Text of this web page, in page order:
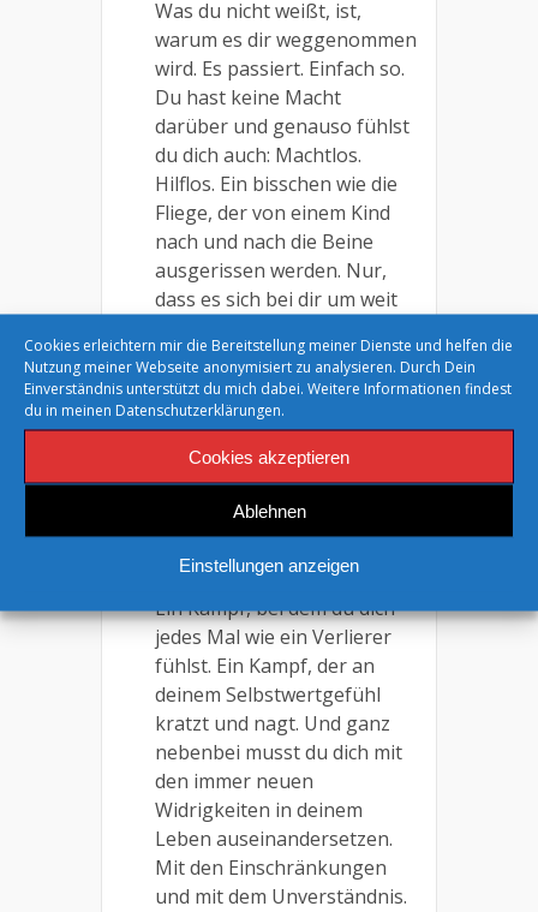
Cookies erleichtern mir die Bereitstellung meiner Dienste und helfen die
Nutzung meiner Webseite anonymisiert zu analysieren. Durch Dein
Einverständnis unterstützt du mich dabei. Weitere Informationen findest
du in meinen Datenschutzerklärungen.
Cookies akzeptieren
Ablehnen
Einstellungen anzeigen
Was du nicht weißt, ist,
warum es dir weggenommen
wird. Es passiert. Einfach so.
Du hast keine Macht
darüber und genauso fühlst
du dich auch: Machtlos.
Hilflos. Ein bisschen wie die
Fliege, der von einem Kind
nach und nach die Beine
ausgerissen werden. Nur,
dass es sich bei dir um weit
handelt. Du versuchst, mit
der veränderten Situation
klarzukommen und dann
ändert sie sich schon wieder.
Es fühlt sich an wie ein nie
endender Kampf.
alleine durchstehen musst.
Ein Kampf, bei dem du dich
jedes Mal wie ein Verlierer
fühlst. Ein Kampf, der an
deinem Selbstwertgefühl
kratzt und nagt. Und ganz
nebenbei musst du dich mit
den immer neuen
Widrigkeiten in deinem
Leben auseinandersetzen.
Mit den Einschränkungen
und mit dem Unverständnis.